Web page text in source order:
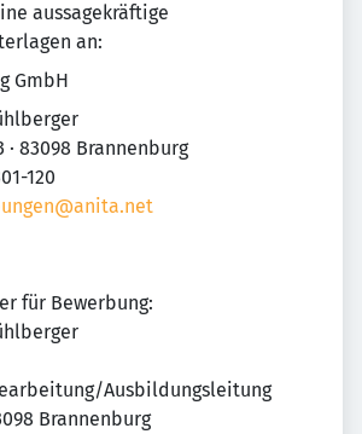
aussagekräftige
an:
GmbH
· 83098 Brannenburg
120
für Bewerbung:
Ausbildungsleitung
Brannenburg